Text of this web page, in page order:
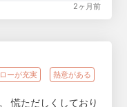
2ヶ月前
ーが充実 熱意がある
慌ただしくしており